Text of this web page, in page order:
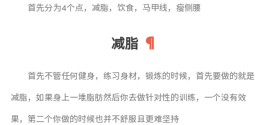
首先分为4个点，减脂，饮食，马甲线，瘦侧腰
减脂
首先不管任何健身，练习身材，锻炼的时候，首先要做的就是
减脂，如果身上一堆脂肪然后你去做针对性的训练，一个没有效
果，第二个你做的时候也并不舒服且更难坚持